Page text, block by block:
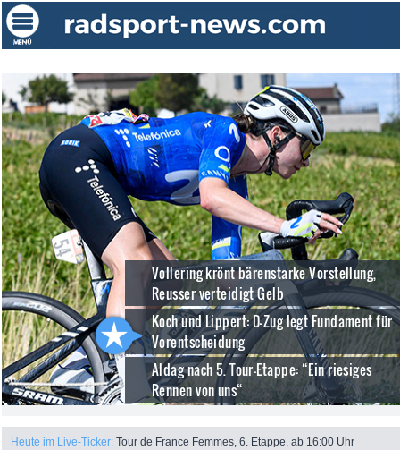
Vollering krönt bärenstarke Vorstellung,
Reusser verteidigt Gelb
Koch und Lippert: D-Zug legt Fundament für
Vorentscheidung
Aldag nach 5. Tour-Etappe: “Ein riesiges
Rennen von uns“
Heute im Live-Ticker: Tour de France Femmes, 6. Etappe, ab 16:00 Uhr